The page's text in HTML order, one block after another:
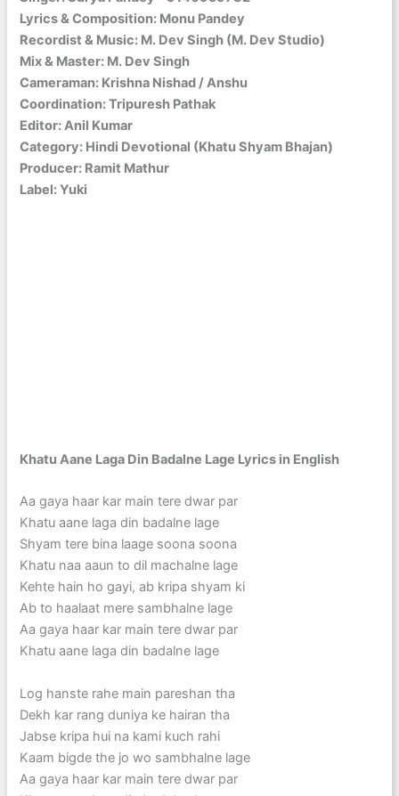
Lyrics & Composition: Monu Pandey
Recordist & Music: M. Dev Singh (M. Dev Studio)
Mix & Master: M. Dev Singh
Cameraman: Krishna Nishad / Anshu
Coordination: Tripuresh Pathak
Editor: Anil Kumar
Category: Hindi Devotional (Khatu Shyam Bhajan)
Producer: Ramit Mathur
Label: Yuki
Khatu Aane Laga Din Badalne Lage Lyrics in English
Aa gaya haar kar main tere dwar par
Khatu aane laga din badalne lage
Shyam tere bina laage soona soona
Khatu naa aaun to dil machalne lage
Kehte hain ho gayi, ab kripa shyam ki
Ab to haalaat mere sambhalne lage
Aa gaya haar kar main tere dwar par
Khatu aane laga din badalne lage
Log hanste rahe main pareshan tha
Dekh kar rang duniya ke hairan tha
Jabse kripa hui na kami kuch rahi
Kaam bigde the jo wo sambhalne lage
Aa gaya haar kar main tere dwar par